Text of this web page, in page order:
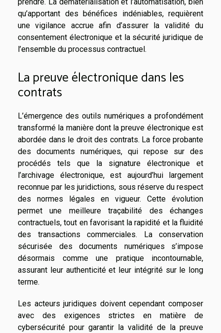
qu’apportant des bénéfices indéniables, requièrent
une vigilance accrue afin d’assurer la validité du
consentement électronique et la sécurité juridique de
l’ensemble du processus contractuel.
La preuve électronique dans les
contrats
L’émergence des outils numériques a profondément
transformé la manière dont la preuve électronique est
abordée dans le droit des contrats. La force probante
des documents numériques, qui repose sur des
procédés tels que la signature électronique et
l’archivage électronique, est aujourd’hui largement
reconnue par les juridictions, sous réserve du respect
des normes légales en vigueur. Cette évolution
permet une meilleure traçabilité des échanges
contractuels, tout en favorisant la rapidité et la fluidité
des transactions commerciales. La conservation
sécurisée des documents numériques s’impose
désormais comme une pratique incontournable,
assurant leur authenticité et leur intégrité sur le long
terme.
Les acteurs juridiques doivent cependant composer
avec des exigences strictes en matière de
cybersécurité pour garantir la validité de la preuve